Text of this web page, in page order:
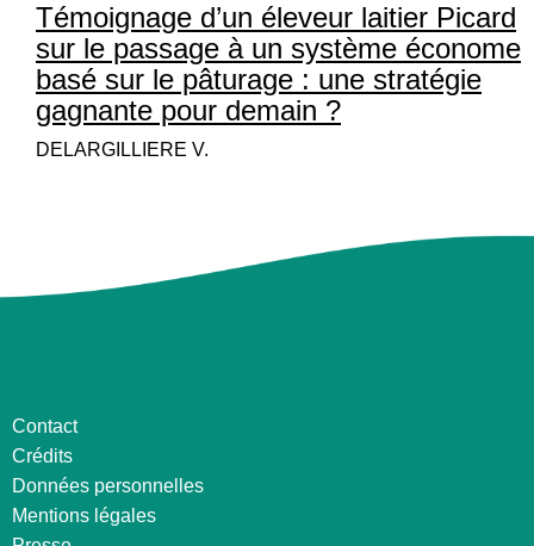
Témoignage d’un éleveur laitier Picard
sur le passage à un système économe
basé sur le pâturage : une stratégie
gagnante pour demain ?
DELARGILLIERE V.
Contact
Crédits
Données personnelles
Mentions légales